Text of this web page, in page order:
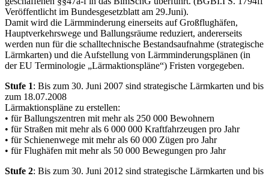
Veröffentlicht im Bundesgesetzblatt am 29.Juni).
Damit wird die Lärmminderung einerseits auf Großflughäfen,
Hauptverkehrswege und Ballungsräume reduziert, andererseits
werden nun für die schalltechnische Bestandsaufnahme (strategische
Lärmkarten) und die Aufstellung von Lärmminderungsplänen (in
der EU Terminologie „Lärmaktionspläne“) Fristen vorgegeben.
Stufe 1: Bis zum 30. Juni 2007 sind strategische Lärmkarten und bis
zum 18.07.2008
Lärmaktionspläne zu erstellen:
• für Ballungszentren mit mehr als 250 000 Bewohnern
• für Straßen mit mehr als 6 000 000 Kraftfahrzeugen pro Jahr
• für Schienenwege mit mehr als 60 000 Zügen pro Jahr
• für Flughäfen mit mehr als 50 000 Bewegungen pro Jahr
Stufe 2: Bis zum 30. Juni 2012 sind strategische Lärmkarten und bis